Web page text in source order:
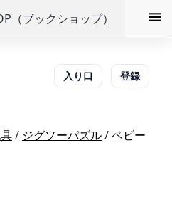
（ブックショップ）
入り口 登録
/ ジグソーパズル/ベビー